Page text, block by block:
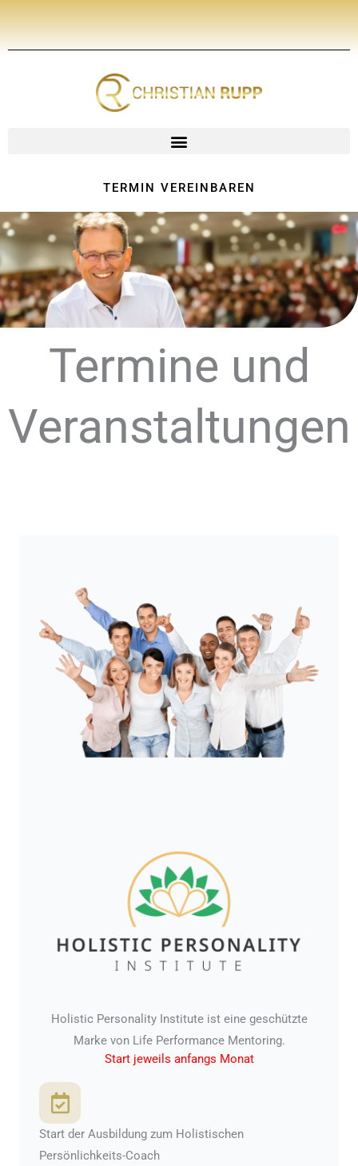
springen
TERMIN VEREINBAREN
Termine und
Veranstaltungen
Holistic Personality Institute ist eine geschützte
Marke von Life Performance Mentoring.
Start jeweils anfangs Monat
Start der Ausbildung zum Holistischen
Persönlichkeits-Coach